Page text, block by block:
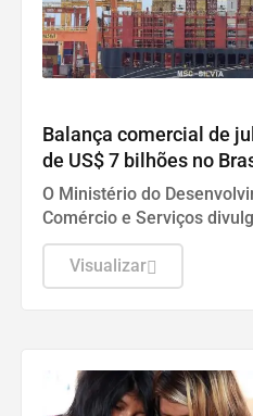
Balança comercial de
de US$ 7 bilhões no
O Ministério do
Comércio e Serviços
exportações quanto as
comparação anual.
Visualizar